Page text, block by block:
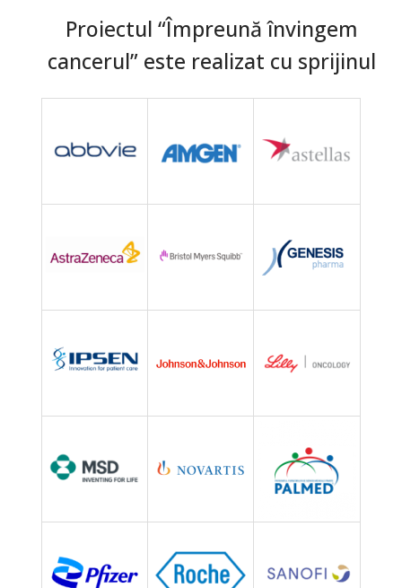
Proiectul “Împreună învingem
cancerul” este realizat cu sprijinul